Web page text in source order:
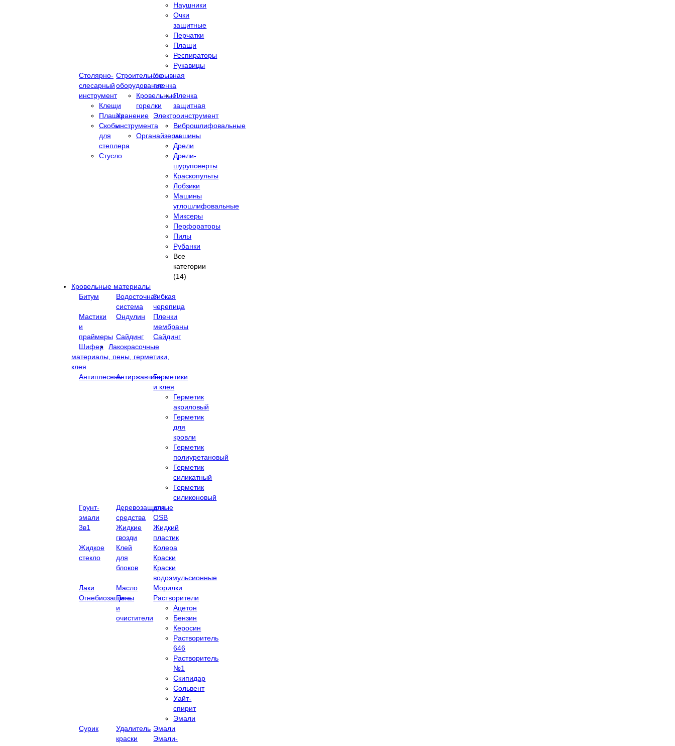
Наушники
Очки
защитные
Перчатки
Плащи
Респираторы
Рукавицы
Столярно-
слесарный
инструмент
Клещи
Плашки
Скобы
для
степлера
Стусло
Строительное
оборудование
Кровельные
горелки
Укрывная
пленка
Пленка
защитная
Хранение
инструмента
Органайзеры
Электроинструмент
Виброшлифовальные
машины
Дрели
Дрели-
шуруповерты
Краскопульты
Лобзики
Машины
углошлифовальные
Миксеры
Перфораторы
Пилы
Рубанки
Все
категории
(14)
Кровельные материалы
Битум
Водосточная
система
Гибкая
черепица
Мастики
и
праймеры
Ондулин
Пленки
мембраны
Сайдинг
Сайдинг
Шифер
Лакокрасочные
материалы, пены, герметики,
клея
АнтиплесеньАнтиржавчинаГерметики
и клея
Герметик
акриловый
Герметик
для
кровли
Герметик
полиуретановый
Герметик
силикатный
Герметик
силиконовый
Грунт-
эмали
3в1
Деревозащитные
средства
для
OSB
Жидкие
гвозди
Жидкий
пластик
Жидкое
стекло
Клей
для
блоков
Колера
Краски
Краски
водоэмульсионные
Лаки
Масло
Морилки
Огнебиозащита
Пены
и
очистители
Растворители
Ацетон
Бензин
Керосин
Растворитель
646
Растворитель
№1
Скипидар
Сольвент
Уайт-
спирит
Эмали
Сурик
Удалитель
краски
Эмали
Эмали-